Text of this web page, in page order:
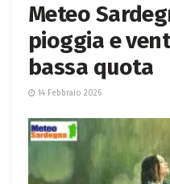
Meteo
pioggia e
bassa quota
14 Febbraio 2026